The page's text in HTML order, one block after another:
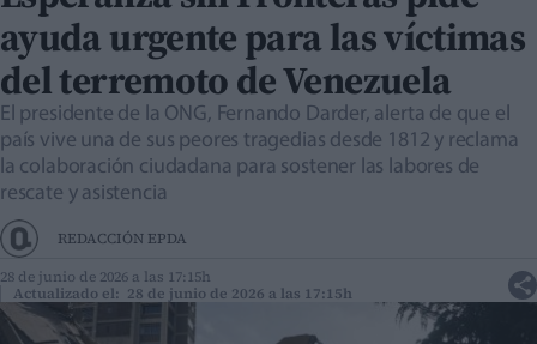
ayuda urgente para las víctimas
del terremoto de Venezuela
El presidente de la ONG, Fernando Darder, alerta de que el
país vive una de sus peores tragedias desde 1812 y reclama
la colaboración ciudadana para sostener las labores de
rescate y asistencia
REDACCIÓN EPDA
28 de junio de 2026 a las 17:15h
Actualizado el: 28 de junio de 2026 a las 17:15h